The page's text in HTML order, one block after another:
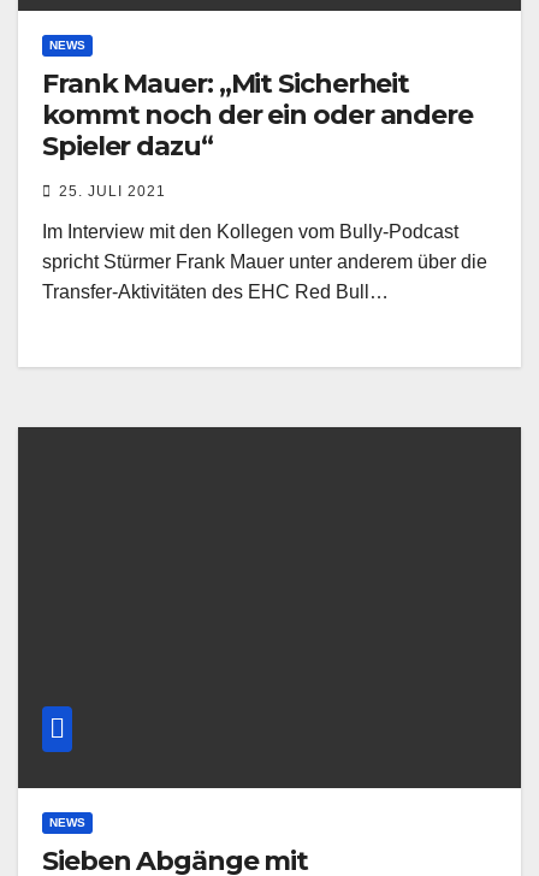
NEWS
Frank Mauer: „Mit Sicherheit
kommt noch der ein oder andere
Spieler dazu“
25. JULI 2021
Im Interview mit den Kollegen vom Bully-Podcast
spricht Stürmer Frank Mauer unter anderem über die
Transfer-Aktivitäten des EHC Red Bull…
NEWS
Sieben Abgänge mit